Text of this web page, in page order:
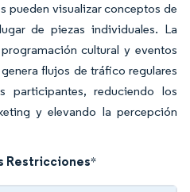
pueden visualizar conceptos de
de piezas individuales. La
cultural y eventos
flujos de tráfico regulares
reduciendo los
y elevando la percepción
Restricciones*